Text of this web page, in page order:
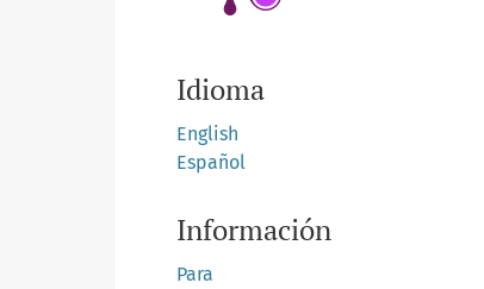
Idioma
English
Español
Información
Para